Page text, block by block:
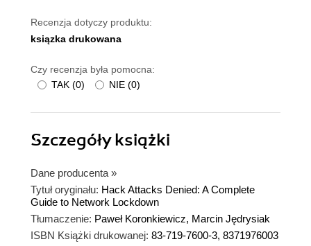
Recenzja dotyczy produktu:
ksiązka drukowana
Czy recenzja była pomocna:
TAK (0) NIE (0)
Szczegółyksiążki
Dane producenta »
Tytuł oryginału: Hack Attacks Denied: A Complete
Guide to Network Lockdown
Tłumaczenie: Paweł Koronkiewicz, Marcin Jędrysiak
ISBN Książki drukowanej: 83-719-7600-3, 8371976003